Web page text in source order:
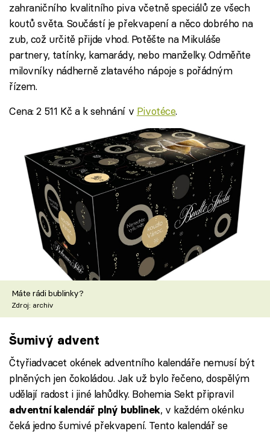
zahraničního kvalitního piva včetně speciálů ze všech
koutů světa. Součástí je překvapení a něco dobrého na
zub, což určitě přijde vhod. Potěšte na Mikuláše
partnery, tatínky, kamarády, nebo manželky. Odměňte
milovníky nádherně zlatavého nápoje s pořádným
řízem.
Cena: 2 511 Kč a k sehnání v Pivotéce.
Máte rádi bublinky?
Zdroj: archiv
Šumivý advent
Čtyřiadvacet okének adventního kalendáře nemusí být
plněných jen čokoládou. Jak už bylo řečeno, dospělým
udělají radost i jiné lahůdky. Bohemia Sekt připravil
adventní kalendář plný bublinek, v každém okénku
čeká jedno šumivé překvapení. Tento kalendář se